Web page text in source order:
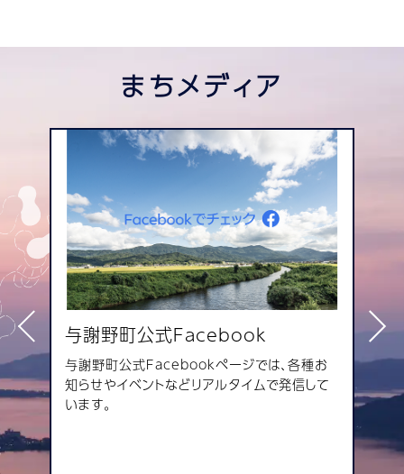
まちメディア
Previous 与謝野町公式Facebook
与謝野町公式Facebookページでは、各種お
知らせやイベントなどリアルタイムで発信して
います。
与
与
ー
え
し
Next